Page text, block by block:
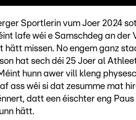
Sportlerin vum Joer 2024
lafe wéi e Samschdeg an
hätt missen. No engem ganz
hat sech déi 25 Joer al
hunn awer vill kleng
ass wéi si dat zesumme mat
datt een éischter eng
hätt.